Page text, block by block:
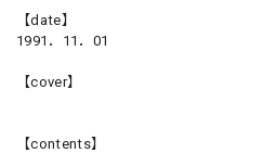
【date】
1991．11．01
【cover】
【contents】